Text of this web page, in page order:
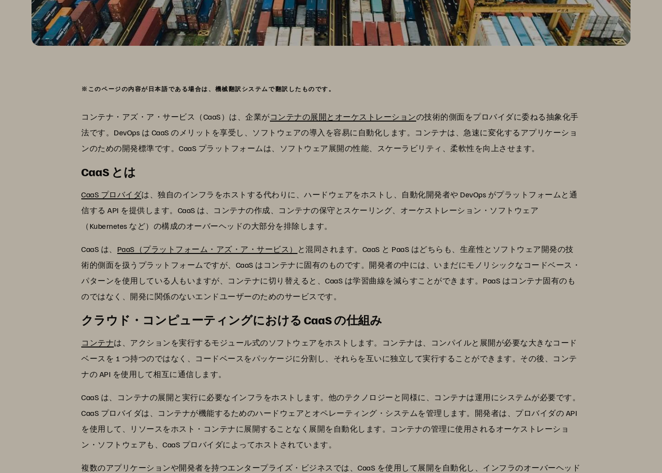
※このページの内容が日本語である場合は、機械翻訳システムで翻訳したものです。
コンテナ・アズ・ア・サービス（CaaS）は、企業がコンテナの展開とオーケストレーションの技術的側面をプロバイダに委ねる抽象化手
法です。DevOps は CaaS のメリットを享受し、ソフトウェアの導入を容易に自動化します。コンテナは、急速に変化するアプリケーショ
ンのための開発標準です。CaaS プラットフォームは、ソフトウェア展開の性能、スケーラビリティ、柔軟性を向上させます。
CaaS とは
CaaS プロバイダは、独自のインフラをホストする代わりに、ハードウェアをホストし、自動化開発者や DevOps がプラットフォームと通
信する API を提供します。CaaS は、コンテナの作成、コンテナの保守とスケーリング、オーケストレーション・ソフトウェア
（Kubernetes など）の構成のオーバーヘッドの大部分を排除します。
CaaS は、 PaaS（プラットフォーム・アズ・ア・サービス）
と混同されます。CaaS と PaaS はどちらも、生産性とソフトウェア開発の技
術的側面を扱うプラットフォームですが、CaaS はコンテナに固有のものです。開発者の中には、いまだにモノリシックなコードベース・
パターンを使用している人もいますが、コンテナに切り替えると、CaaS は学習曲線を減らすことができます。PaaS はコンテナ固有のも
のではなく、開発に関係のないエンドユーザーのためのサービスです。
クラウド・コンピューティングにおける CaaS の仕組み
コンテナは、アクションを実行するモジュール式のソフトウェアをホストします。コンテナは、コンパイルと展開が必要な大きなコード
ベースを 1 つ持つのではなく、コードベースをパッケージに分割し、それらを互いに独立して実行することができます。その後、コンテ
ナの API を使用して相互に通信します。
CaaS は、コンテナの展開と実行に必要なインフラをホストします。他のテクノロジーと同様に、コンテナは運用にシステムが必要です。
CaaS プロバイダは、コンテナが機能するためのハードウェアとオペレーティング・システムを管理します。開発者は、プロバイダの API
を使用して、リソースをホスト・コンテナに展開することなく展開を自動化します。コンテナの管理に使用されるオーケストレーショ
ン・ソフトウェアも、CaaS プロバイダによってホストされています。
複数のアプリケーションや開発者を持つエンタープライズ・ビジネスでは、CaaS を使用して展開を自動化し、インフラのオーバーヘッド